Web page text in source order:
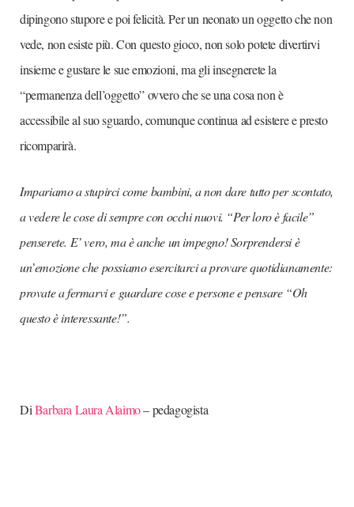
dipingono stupore e poi felicità. Per un neonato un oggetto che non
vede, non esiste più. Con questo gioco, non solo potete divertirvi
insieme e gustare le sue emozioni, ma gli insegnerete la
“permanenza dell’oggetto” ovvero che se una cosa non è
accessibile al suo sguardo, comunque continua ad esistere e presto
ricomparirà.
Impariamo a stupirci come bambini, a non dare tutto per scontato,
a vedere le cose di sempre con occhi nuovi. “Per loro è facile”
penserete. E’ vero, ma è anche un impegno! Sorprendersi è
un’emozione che possiamo esercitarci a provare quotidianamente:
provate a fermarvi e guardare cose e persone e pensare “Oh
questo è interessante!”.
DiBarbara Laura Alaimo– pedagogista